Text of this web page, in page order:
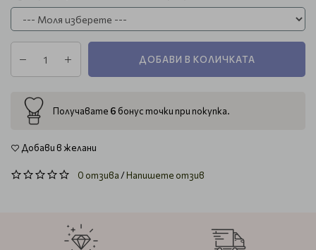
ДОБАВИ В КОЛИЧКАТА
Получавате 6 бонус точки при покупка.
Добави в желани
0 отзива/Напишете отзив